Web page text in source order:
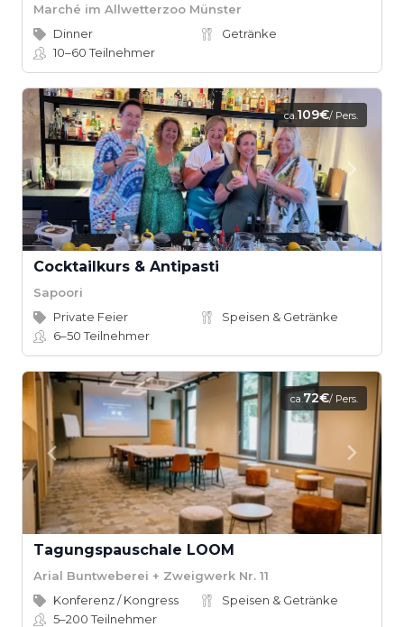
Marché im Allwetterzoo Münster
Dinner
Getränke
10–60Teilnehmer
ca.109€/ Pers.
Cocktailkurs & Antipasti
Sapoori
Private Feier
Speisen & Getränke
6–50Teilnehmer
ca.72€/ Pers.
Tagungspauschale LOOM
Arial Buntweberei + Zweigwerk Nr. 11
Konferenz / Kongress
Speisen & Getränke
5–200Teilnehmer